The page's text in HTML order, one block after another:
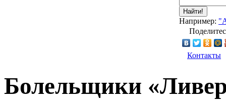
Найти!
Например:
Контакты
Болельщики